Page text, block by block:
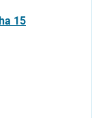
15